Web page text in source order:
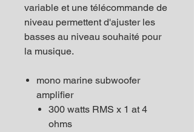
variable et une télécommande de
niveau permettent d'ajuster les
basses au niveau souhaité pour
la musique.
mono marine subwoofer
amplifier
300 watts RMS x 1 at 4
ohms